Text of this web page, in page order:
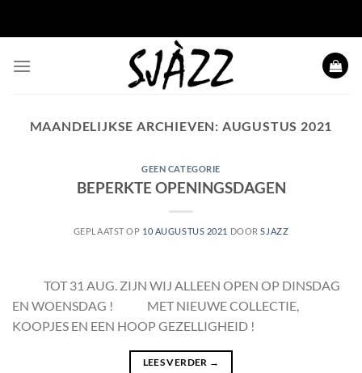
MAANDELIJKSE ARCHIEVEN: AUGUSTUS 2021
GEEN CATEGORIE
BEPERKTE OPENINGSDAGEN
GEPLAATST OP 10 AUGUSTUS 2021 DOORSJAZZ
TOT 31 AUG. ZIJN WIJ ALLEEN OPEN OP DINSDAG
EN WOENSDAG ! MET NIEUWE COLLECTIE,
KOOPJES EN EEN HOOP GEZELLIGHEID !
LEES VERDER →